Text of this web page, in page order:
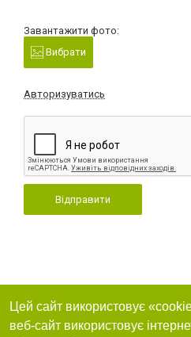
Завантажити фото:
Вибрати
Авторизуватись
Відправити
Цей сайт використовує
веб-сайт використовує